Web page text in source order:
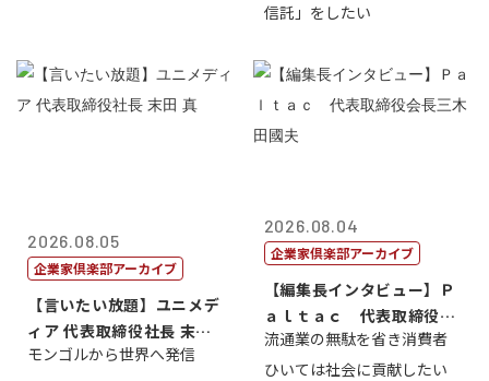
信託」をしたい
2026.08.05
企業家倶楽部アーカイブ
【言いたい放題】ユニメデ
ィア 代表取締役社長 末田
真
モンゴルから世界へ発信
2026.08.04
企業家倶楽部アーカイブ
【編集長インタビュー】Ｐ
ａｌｔａｃ 代表取締役会
長三木田國夫
流通業の無駄を省き消費者
ひいては社会に貢献したい